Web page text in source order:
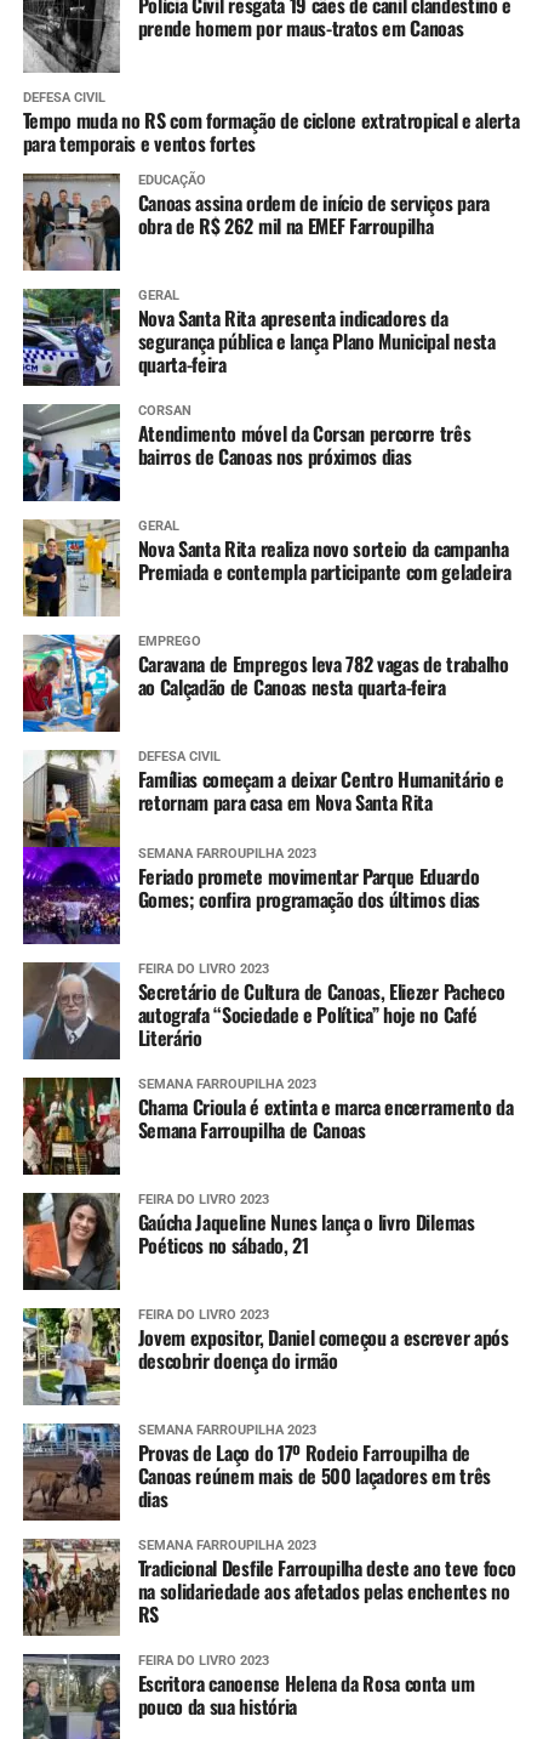
estabilidade entre São Borja e Itaqui e lenta
elevação em Uruguaiana.
níveis ainda em inundação ao longo do dia.
Ibicuí (Manoel Viana) – Tendência de lento
declínio, com níveis ainda em inundação ao longo
do dia.
Caí (Montenegro) – Tendência de estabilidade.
Taquari (Taquari) – Tendência de lenta elevação,
devendo entrar em estabilidade ao longo do dia.
Jacuí (Cachoeira do Sul até São Jerônimo) –
Constante declínio em Cachoeira do Sul e Rio
Pardo, e variando entre estabilidade e lenta
elevação em São Jerônimo.
Jacuí (Ilhas da RMPOA) – Tendência entre
estabilidade e lenta elevação, mantendo os níveis
elevados nos próximos dias.
Sinos (Campo Bom e São Leopoldo) – Tendência
de lento declínio, já retornando para cota de alerta
em Campo Bom.
Nível de rios e lagos
Mais informações
Informações sobre os pontos com bloqueios parciais e
totais nas estradas do RS e situação das barragens, além
dos avisos e alertas da Defesa Civil e imagens do radar
meteorológico podem ser conferidas nos links abaixo.
Pontos de bloqueios parciais e totais nas
rodovias
Situação das barragens
Aviso e alertas da Defesa Civil estadual
Imagens do radar meteorológico da Defesa
Civil estadual
Alertas
Para aumentar o nível de prevenção, as pessoas podem se
cadastrar para receberem os alertas meteorológicos da
Defesa Civil estadual. Para isso, é necessário enviar o CEP
da localidade por SMS para o número 40199. Em seguida,
uma confirmação é enviada, tornando o número
disponível para receber as informações sempre que elas
forem divulgadas.
Também é possível se cadastrar via aplicativo Whatsapp.
Para ter acesso ao serviço, é necessário se registrar pelo
telefone (61) 2034-4611 ou clicando
preciso interagir com o robô de atendimento enviando
um simples “Oi”.
Após a primeira interação, o usuário pode compartilhar
sua localização atual ou qualquer outra do seu interesse
para, dessa forma, receber as mensagens que serão
encaminhadas pela Defesa Civil estadual.
prende homem por maus-tratos em Canoas
DEFESA CIVIL
Tempo muda no RS com formação de ciclone extratropical e alerta
para temporais e ventos fortes
EDUCAÇÃO
Canoas assina ordem de início de serviços para
obra de R$ 262 mil na EMEF Farroupilha
GERAL
Nova Santa Rita apresenta indicadores da
segurança pública e lança Plano Municipal nesta
quarta-feira
CORSAN
Atendimento móvel da Corsan percorre três
bairros de Canoas nos próximos dias
GERAL
Nova Santa Rita realiza novo sorteio da campanha
Premiada e contempla participante com geladeira
EMPREGO
Caravana de Empregos leva 782 vagas de trabalho
ao Calçadão de Canoas nesta quarta-feira
DEFESA CIVIL
Famílias começam a deixar Centro Humanitário e
retornam para casa em Nova Santa Rita
SEMANA FARROUPILHA 2023
Feriado promete movimentar Parque Eduardo
Gomes; confira programação dos últimos dias
FEIRA DO LIVRO 2023
Secretário de Cultura de Canoas, Eliezer Pacheco
autografa “Sociedade e Política” hoje no Café
Literário
SEMANA FARROUPILHA 2023
Chama Crioula é extinta e marca encerramento da
Semana Farroupilha de Canoas
FEIRA DO LIVRO 2023
Gaúcha Jaqueline Nunes lança o livro Dilemas
Poéticos no sábado, 21
FEIRA DO LIVRO 2023
Jovem expositor, Daniel começou a escrever após
descobrir doença do irmão
SEMANA FARROUPILHA 2023
Provas de Laço do 17º Rodeio Farroupilha de
Canoas reúnem mais de 500 laçadores em três
dias
SEMANA FARROUPILHA 2023
Tradicional Desfile Farroupilha deste ano teve foco
na solidariedade aos afetados pelas enchentes no
RS
FEIRA DO LIVRO 2023
Escritora canoense Helena da Rosa conta um
pouco da sua história